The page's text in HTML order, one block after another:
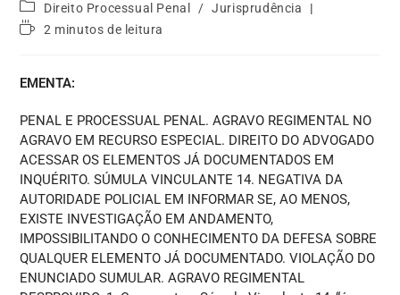
Direito Processual Penal
/ Jurisprudência
2 minutos de leitura
EMENTA:
PENAL E PROCESSUAL PENAL. AGRAVO REGIMENTAL NO
AGRAVO EM RECURSO ESPECIAL. DIREITO DO ADVOGADO
ACESSAR OS ELEMENTOS JÁ DOCUMENTADOS EM
INQUÉRITO. SÚMULA VINCULANTE 14. NEGATIVA DA
AUTORIDADE POLICIAL EM INFORMAR SE, AO MENOS,
EXISTE INVESTIGAÇÃO EM ANDAMENTO,
IMPOSSIBILITANDO O CONHECIMENTO DA DEFESA SOBRE
QUALQUER ELEMENTO JÁ DOCUMENTADO. VIOLAÇÃO DO
ENUNCIADO SUMULAR. AGRAVO REGIMENTAL